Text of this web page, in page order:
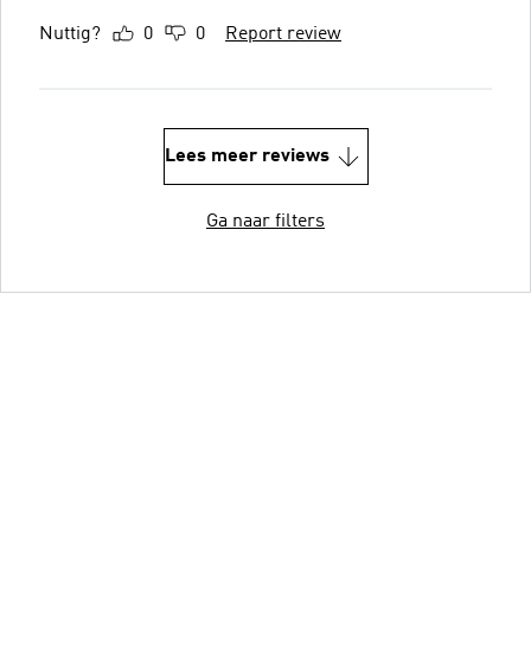
Nuttig? 0 0 Report review
Lees meer reviews
Ga naar filters